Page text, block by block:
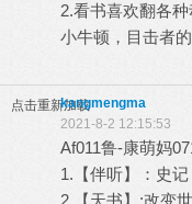
2.看书喜欢翻各
小牛顿，目击者
点击重新加载kangmengma
2021-8-2 12:15:53
Af011鲁-康萌妈
1.【伴听】：史记
2.【天书】:改变